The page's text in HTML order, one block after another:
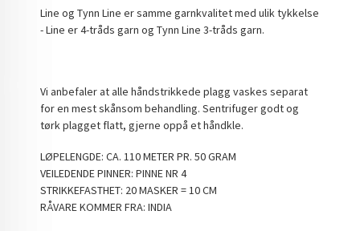
Line og Tynn Line er samme garnkvalitet med ulik tykkelse
- Line er 4-tråds garn og Tynn Line 3-tråds garn.
Vi anbefaler at alle håndstrikkede plagg vaskes separat
for en mest skånsom behandling. Sentrifuger godt og
tørk plagget flatt, gjerne oppå et håndkle.
LØPELENGDE: CA. 110 METER PR. 50 GRAM
VEILEDENDE PINNER: PINNE NR 4
STRIKKEFASTHET: 20 MASKER = 10 CM
RÅVARE KOMMER FRA: INDIA